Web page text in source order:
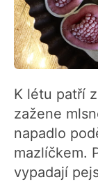
K létu patří
zažene
napadlo
mazlíčkem.
vypadají